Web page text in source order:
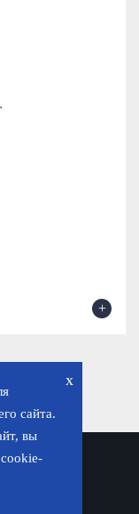
+
x
сайта.
вы
cookie-